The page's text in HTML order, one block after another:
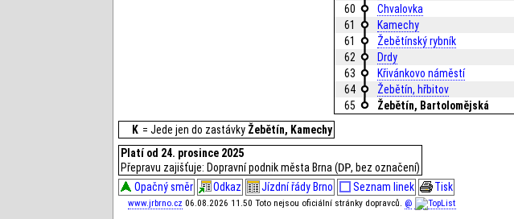
60
Chvalovka
61
Kamechy
61
Žebětínský rybník
62
Drdy
63
Křivánkovo náměstí
64
Žebětín, hřbitov
65
Žebětín, Bartolomějská
K = Jede jen do zastávky Žebětín, Kamechy
Platí od 24. prosince 2025
Přepravu zajišťuje: Dopravní podnik města Brna (DP, bez označení)
Opačný směr
Odkaz Jízdní řády Brno Seznam linek Tisk
www.jrbrno.cz 06.08.2026 11.50 Toto nejsou oficiální stránky dopravců. @